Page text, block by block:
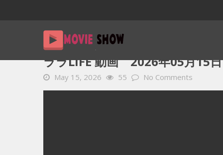
Home
ララLIFE 動画 2026年05月15日
May 15, 2026 55 No Comments